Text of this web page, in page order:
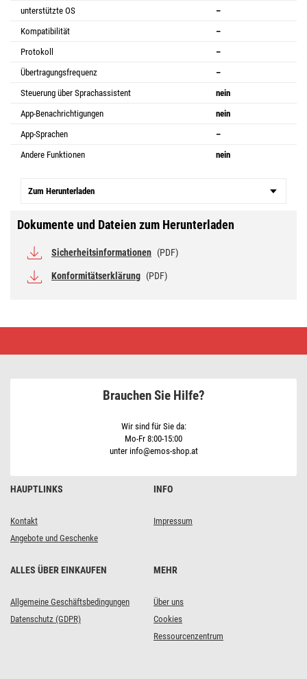
unterstützte OS
–
Kompatibilität
–
Protokoll
–
Übertragungsfrequenz
–
Steuerung über Sprachassistent
nein
App-Benachrichtigungen
nein
App-Sprachen
–
Andere Funktionen
nein
Zum Herunterladen
Dokumente und Dateien zum Herunterladen
Sicherheitsinformationen (PDF)
Konformitätserklärung (PDF)
HAUPTLINKS
Kontakt
Angebote und Geschenke
INFO
Impressum
ALLES ÜBER EINKAUFEN
Allgemeine Geschäftsbedingungen
Datenschutz (GDPR)
MEHR
Über uns
Cookies
Ressourcenzentrum
Brauchen Sie Hilfe?
Wir sind für Sie da:
Mo-Fr 8:00-15:00
unter info@emos-shop.at